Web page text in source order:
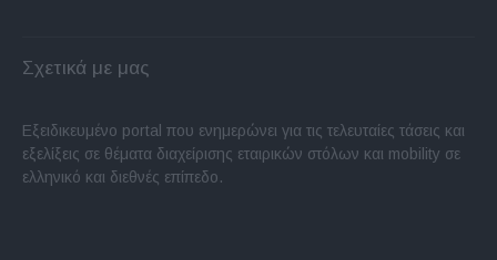
Σχετικά με μας
Εξειδικευμένο portal που ενημερώνει για τις τελευταίες τάσεις και
εξελίξεις σε θέματα διαχείρισης εταιρικών στόλων και mobility σε
ελληνικό και διεθνές επίπεδο.